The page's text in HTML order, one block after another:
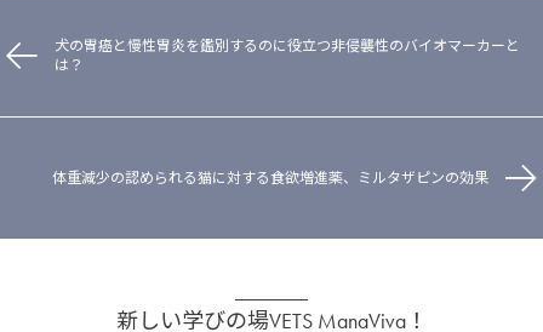
犬の胃癌と慢性胃炎を鑑別するのに役立つ非侵襲性のバイオマーカーと
は？
体重減少の認められる猫に対する食欲増進薬、ミルタザピンの効果
新しい学びの場VETS ManaViva！